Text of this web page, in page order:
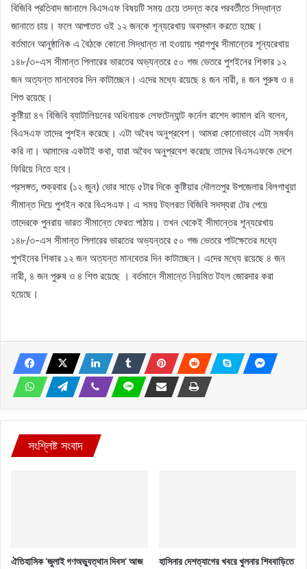
বিজিবি প্রতিবাদ জানালে বিএসএফ বিষয়টি সময় চেয়ে তদন্ত করে পরবর্তীতে সিদ্ধান্ত
জানাতে চায়। ফলে আপাতত ওই ১২ জনকে শূন্যরেখায় অবস্থান করতে হচ্ছে।
বর্তমানে আনুষ্ঠানিক এ বৈঠকে কোনো সিদ্ধান্ত না হওয়ায় প্রাগপুর সীমান্তের শূন্যরেখায়
১৪৮/৩-এস সীমান্ত পিলারের ভারতের অভ্যন্তরে ৫০ গজ ভেতরে পুশইনের শিকার ১২
জন অত্যন্ত মানবেতর দিন কাটাচ্ছেন। এদের মধ্যে রয়েছে ৪ জন নারী, ৪ জন পুরুষ ও ৪
শিশু রয়েছে।
কুষ্টিয়া ৪৭ বিজিবি ব্যাটালিয়নের অধিনায়ক লেফটেন্যান্ট কর্নেল রাশেদ কামাল রনি বলেন,
বিএসএফ তাদের পুশইন করেছে। এটা অবৈধ অনুপ্রবেশ। আমরা কোনোভাবে এটা সমর্থন
করি না। আমাদের একটাই কথা, যারা অবৈধ অনুপ্রবেশ করেছে তাদের বিএসএফকে দেশে
ফিরিয়ে নিতে হবে।
প্রসঙ্গত, শুক্রবার (১২ জুন) ভোর সাড়ে ৫টার দিকে কুষ্টিয়ার দৌলতপুর উপজেলার বিলগাথুয়া
সীমান্ত দিয়ে পুশইন করে বিএসএফ। এ সময় টহলরত বিজিবি সদস্যরা টের পেয়ে
তাদেরকে পুনরায় ভারত সীমান্তে ফেরত পাঠায়। তখন থেকেই সীমান্তের শূন্যরেখায়
১৪৮/৩-এস সীমান্ত পিলারের ভারতের অভ্যন্তরে ৫০ গজ ভেতরে পাটক্ষেতের মধ্যে
পুশইনের শিকার ১২ জন অত্যন্ত মানবেতর দিন কাটাচ্ছেন। এদের মধ্যে রয়েছে ৪ জন
নারী, ৪ জন পুরুষ ও ৪ শিশু রয়েছে । বর্তমানে সীমান্তে নিয়মিত টহল জোরদার করা
হয়েছে।
সংশ্লিষ্ট সংবাদ
ঐতিহাসিক ‘জুলাই গণঅভ্যুত্থান দিবস’ আজ
হাসিনার দেশত্যাগের খবরে খুলনার শিববাড়িতে